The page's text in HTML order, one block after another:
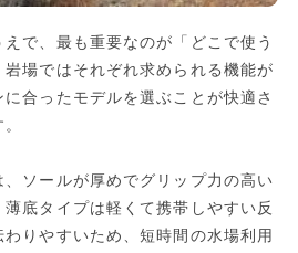
で、最も重要なのが「どこで使う
場ではそれぞれ求められる機能が
合ったモデルを選ぶことが快適さ
ソールが厚めでグリップ力の高い
底タイプは軽くて携帯しやすい反
りやすいため、短時間の水場利用